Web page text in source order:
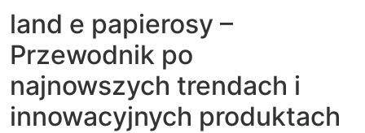
land e papierosy –
Przewodnik po
najnowszych trendach i
innowacyjnych produktach